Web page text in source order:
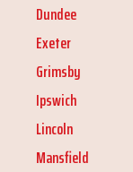
Dundee
Exeter
Grimsby
Ipswich
Lincoln
Mansfield